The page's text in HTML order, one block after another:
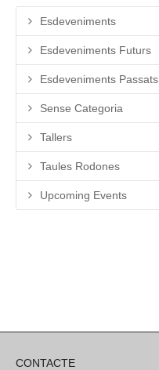
Esdeveniments
Esdeveniments Futurs
Esdeveniments Passats
Sense Categoria
Tallers
Taules Rodones
Upcoming Events
CONTACTE